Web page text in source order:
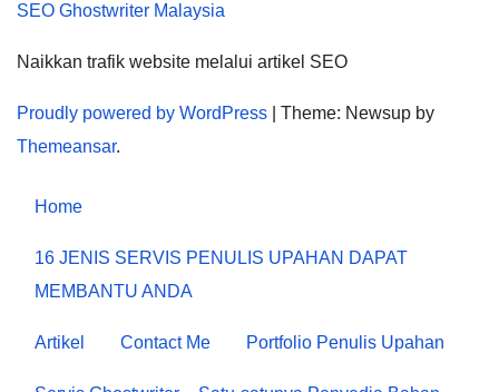
SEO Ghostwriter Malaysia
Naikkan trafik website melalui artikel SEO
Proudly powered by WordPress
Theme: Newsup by
Themeansar.
Home
16 JENIS SERVIS PENULIS UPAHAN DAPAT
MEMBANTU ANDA
Artikel Contact Me Portfolio Penulis Upahan